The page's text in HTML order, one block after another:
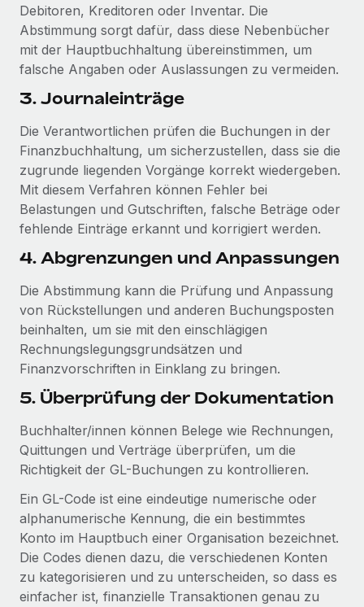
Debitoren, Kreditoren oder Inventar. Die
Abstimmung sorgt dafür, dass diese Nebenbücher
mit der Hauptbuchhaltung übereinstimmen, um
falsche Angaben oder Auslassungen zu vermeiden.
3. Journaleinträge
Die Verantwortlichen prüfen die Buchungen in der
Finanzbuchhaltung, um sicherzustellen, dass sie die
zugrunde liegenden Vorgänge korrekt wiedergeben.
Mit diesem Verfahren können Fehler bei
Belastungen und Gutschriften, falsche Beträge oder
fehlende Einträge erkannt und korrigiert werden.
4. Abgrenzungen und Anpassungen
Die Abstimmung kann die Prüfung und Anpassung
von Rückstellungen und anderen Buchungsposten
beinhalten, um sie mit den einschlägigen
Rechnungslegungsgrundsätzen und
Finanzvorschriften in Einklang zu bringen.
5. Überprüfung der Dokumentation
Buchhalter/innen können Belege wie Rechnungen,
Quittungen und Verträge überprüfen, um die
Richtigkeit der GL-Buchungen zu kontrollieren.
Ein GL-Code ist eine eindeutige numerische oder
alphanumerische Kennung, die ein bestimmtes
Konto im Hauptbuch einer Organisation bezeichnet.
Die Codes dienen dazu, die verschiedenen Konten
zu kategorisieren und zu unterscheiden, so dass es
einfacher ist, finanzielle Transaktionen genau zu